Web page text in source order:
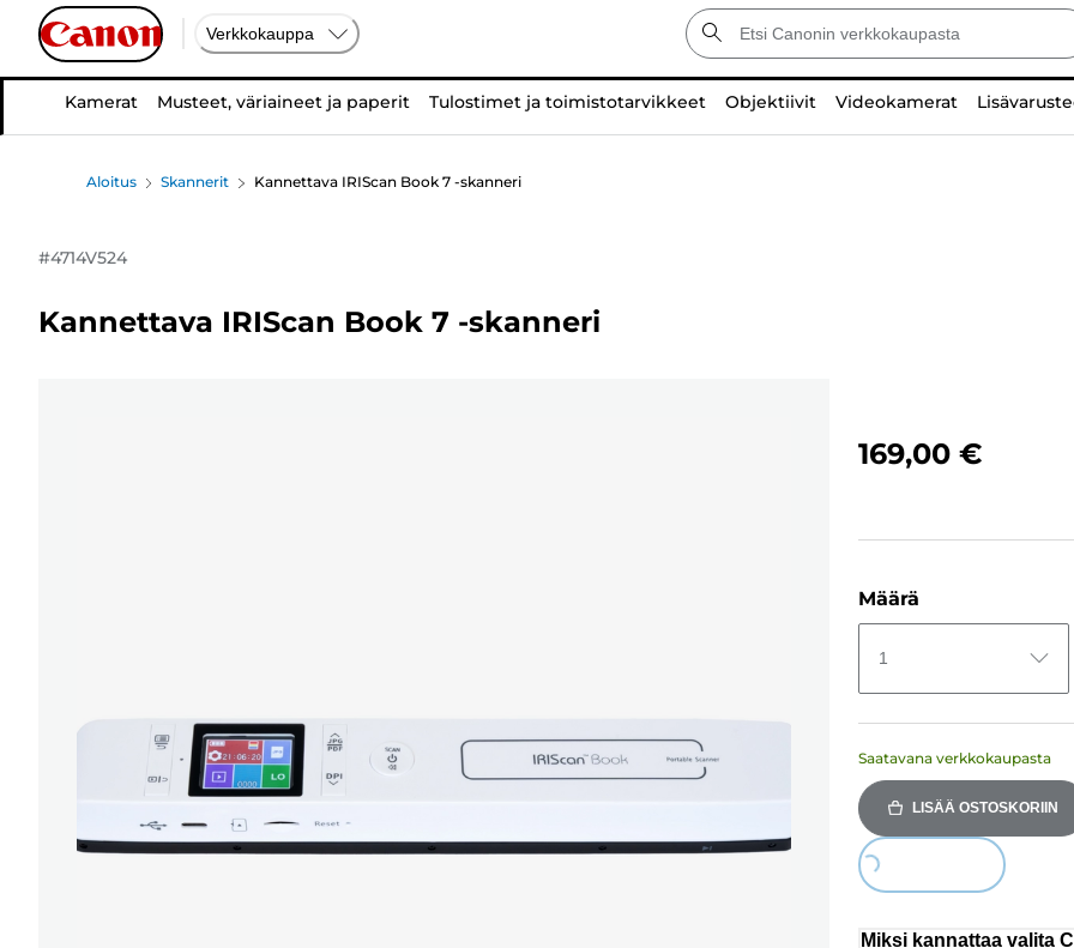
Verkkokauppa
Kamerat Musteet, väriaineet ja paperit Tulostimet ja toimistotarvikkeet Objektiivit Videokamerat
Aloitus Skannerit Kannettava IRIScan Book 7 -skanneri
#4714V524
Kannettava IRIScan Book 7 -skanneri
169,00 €
Määrä
1
Saatavana verkkokaupasta
LISÄÄ OSTOSKORIIN
Loading...
Miksi kannattaa valita